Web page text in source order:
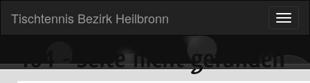
Toggle
Tischtennis Bezirk Heilbronn